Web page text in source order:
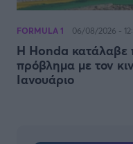
FORMULA 1 06/08/2026 -
Η Honda κατάλαβε
πρόβλημα με τον
Ιανουάριο